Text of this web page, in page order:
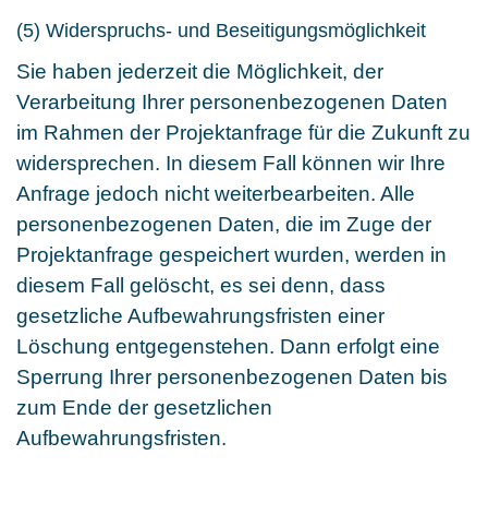
(5) Widerspruchs- und Beseitigungsmöglichkeit
Sie haben jederzeit die Möglichkeit, der
Verarbeitung Ihrer personenbezogenen Daten
im Rahmen der Projektanfrage für die Zukunft zu
widersprechen. In diesem Fall können wir Ihre
Anfrage jedoch nicht weiterbearbeiten. Alle
personenbezogenen Daten, die im Zuge der
Projektanfrage gespeichert wurden, werden in
diesem Fall gelöscht, es sei denn, dass
gesetzliche Aufbewahrungsfristen einer
Löschung entgegenstehen. Dann erfolgt eine
Sperrung Ihrer personenbezogenen Daten bis
zum Ende der gesetzlichen
Aufbewahrungsfristen.